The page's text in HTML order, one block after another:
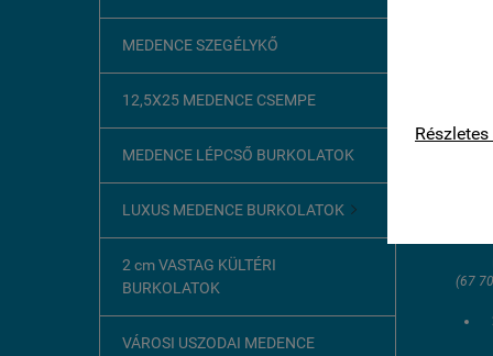
MEDENCE SZEGÉLYKŐ
12,5X25 MEDENCE CSEMPE
MEDENCE LÉPCSŐ BURKOLATOK
LUXUS MEDENCE BURKOLATOK 
2 cm VASTAG KÜLTÉRI
BURKOLATOK
VÁROSI USZODAI MEDENCE
(67